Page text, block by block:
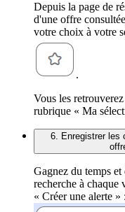
Depuis la page de
d'une offre
votre choix à votre
.
Vous les
rubrique « Ma
6. Enregistrer les
Gagnez du temps
recherche à chaque
« Créer une alerte » :